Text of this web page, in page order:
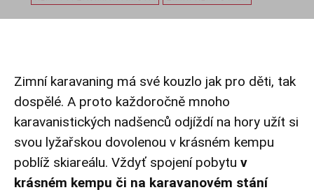
Zimní karavaning má své kouzlo jak pro děti, tak
dospělé. A proto každoročně mnoho
karavanistických nadšenců odjíždí na hory užít si
svou lyžařskou dovolenou v krásném kempu
poblíž skiareálu. Vždyť spojení pobytu v
krásném kempu či na karavanovém stání